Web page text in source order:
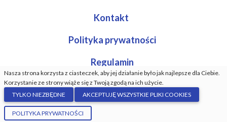
Kontakt
Polityka prywatności
Regulamin
© Center For American Studies. Wszystkie prawa
zastrzeżone. Wykonanie:
Nasza strona korzysta z ciasteczek, aby jej działanie było jak najlepsze dla Ciebie.
Korzystanie ze strony wiąże się z Twoją zgodą na ich użycie.
TYLKO NIEZBĘDNE
AKCEPTUJĘ WSZYSTKIE PLIKI COOKIES
POLITYKA PRYWATNOŚCI